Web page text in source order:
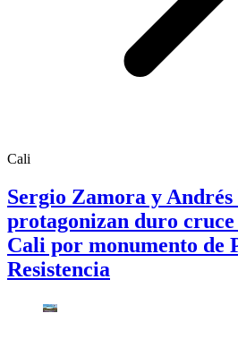
Cali
Sergio Zamora y Andrés
protagonizan duro cruce
Cali por monumento de
Resistencia